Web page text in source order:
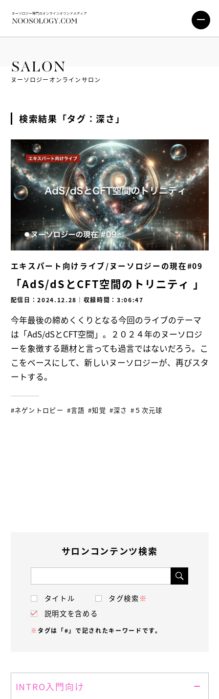
SALON
ヌーソロジーオンラインサロン
検索結果「タグ：深さ」
エキスパート向けライブ/ヌーソロジーの現在#09
「AdS/dSとCFT空間のトリニティ 」
配信日：2024.12.28 ｜ 収録時間：3:06:47
今年最後の締めくくりとなる今回のライブのテーマ
は「AdS/dSとCFT空間」。２０２４年のヌーソロジ
ーを象徴する題材と言っても過言ではないだろう。こ
こをベースにして、新しいヌーソロジーが、再びスタ
ートする。
#ネゲントロピー #言語 #知覚 #深さ #５次元球
サロンコンテンツ検索
タイトル タグ検索※
説明文を含める
※ タグは「#」で記されたキーワードです。
INTRO入門向け